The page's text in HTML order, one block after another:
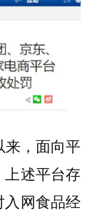
来，面向平
上述平台存
网食品经